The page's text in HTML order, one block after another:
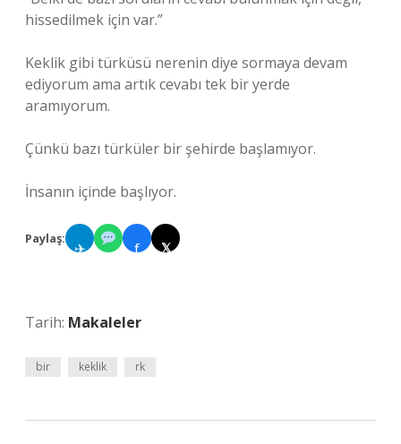
hissedilmek için var.”
Keklik gibi türküsü nerenin diye sormaya devam
ediyorum ama artık cevabı tek bir yerde
aramıyorum.
Çünkü bazı türküler bir şehirde başlamıyor.
İnsanın içinde başlıyor.
Paylaş:
✈ f 𝕏
Tarih: Makaleler
bir keklik rk